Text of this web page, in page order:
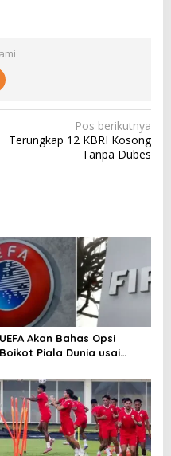
Pos berikutnya
Terungkap 12 KBRI Kosong
Tanpa Dubes
UEFA Akan Bahas Opsi
Boikot Piala Dunia usai